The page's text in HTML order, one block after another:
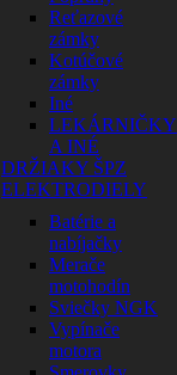
Reťazové
zámky
Kotúčové
zámky
Iné
LEKÁRNIČKY
A INÉ
DRŽIAKY ŠPZ
ELEKTRODIELY
Batérie a
nabíjačky
Merače
motohodín
Sviečky NGK
Vypínače
motora